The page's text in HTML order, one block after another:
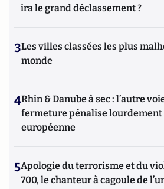
ira le grand déclassement ?
3Les villes classées les plus
monde
4Rhin & Danube à sec : l’autre
fermeture pénalise lourdement
européenne
5Apologie du terrorisme et du
700, le chanteur à cagoule de